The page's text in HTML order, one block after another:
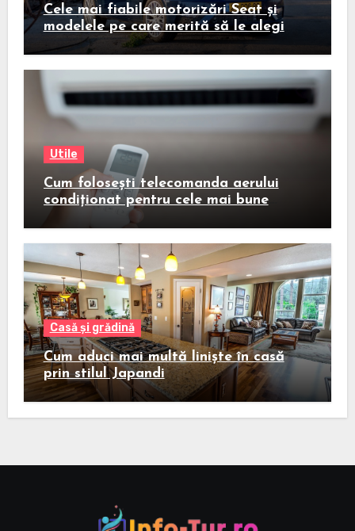
Cele mai fiabile motorizări Seat și
modelele pe care merită să le alegi
Utile
Cum folosești telecomanda aerului
condiționat pentru cele mai bune
Casă și grădină
Cum aduci mai multă liniște în casă
prin stilul Japandi